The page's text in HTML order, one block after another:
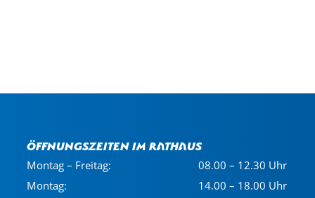
Öffnungszeiten im Rathaus
Montag – Freitag:
08.00 – 12.30 Uhr
Montag:
14.00 – 18.00 Uhr